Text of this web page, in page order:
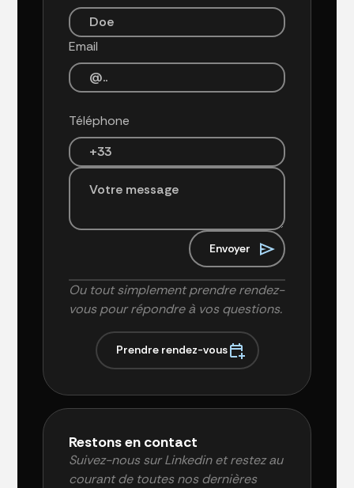
Email
Téléphone
Ou tout simplement prendre rendez-
vous pour répondre à vos questions.
Prendre rendez-vous
Restons en contact
Suivez-nous sur Linkedin et restez au
courant de toutes nos dernières